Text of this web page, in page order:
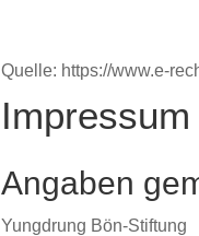
Quelle: https://www.e-
Angaben
Yungdrung Bön-Stiftung